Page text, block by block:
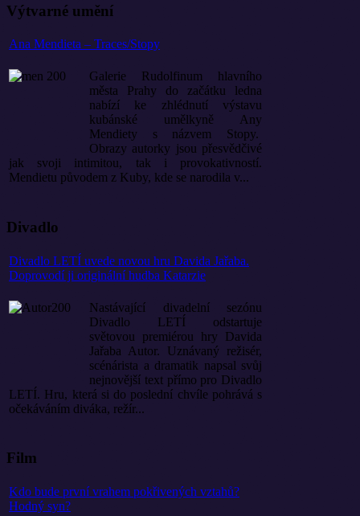
Výtvarné umění
Ana Mendieta – Traces/Stopy
Galerie Rudolfinum hlavního
města Prahy do začátku ledna
nabízí ke zhlédnutí výstavu
kubánské umělkyně Any
Mendiety s názvem Stopy.
Obrazy autorky jsou přesvědčivé
jak svoji intimitou, tak i provokativností.
Mendietu původem z Kuby, kde se narodila v...
Divadlo
Divadlo LETÍ uvede novou hru Davida Jařaba.
Doprovodí ji originální hudba Katarzie
Nastávající divadelní sezónu
Divadlo LETÍ odstartuje
světovou premiérou hry Davida
Jařaba Autor. Uznávaný režisér,
scénárista a dramatik napsal svůj
nejnovější text přímo pro Divadlo
LETÍ. Hru, která si do poslední chvíle pohrává s
očekáváním diváka, režír...
Film
Kdo bude první vrahem pokřivených vztahů?
Hodný syn?